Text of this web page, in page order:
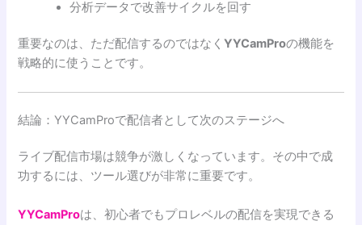
分析データで改善サイクルを回す
重要なのは、ただ配信するのではなくYYCamProの機能を
戦略的に使うことです。
結論：YYCamProで配信者として次のステージへ
ライブ配信市場は競争が激しくなっています。その中で成
功するには、ツール選びが非常に重要です。
YYCamProは、初心者でもプロレベルの配信を実現できる